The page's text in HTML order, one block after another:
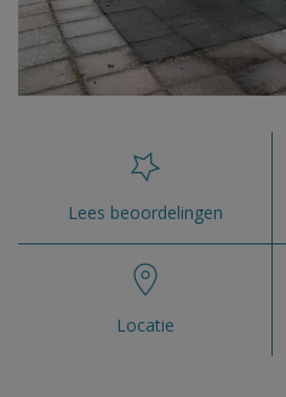
Lees beoordelingen
Locatie